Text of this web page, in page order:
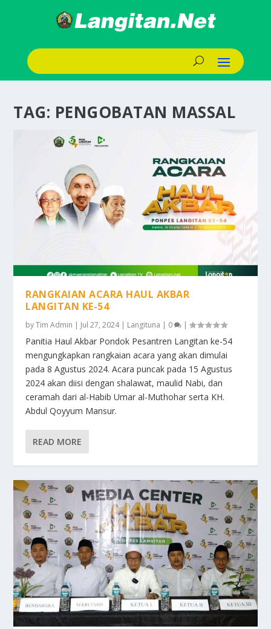
TAG: PENGOBATAN MASSAL
RANGKAIAN ACARA HAUL AKBAR
LANGITAN KE-54
byTim Admin | Jul 27, 2024| Langituna | 0 |
Panitia Haul Akbar Pondok Pesantren Langitan ke-54
mengungkapkan rangkaian acara yang akan dimulai
pada 8 Agustus 2024. Acara puncak pada 15 Agustus
2024 akan diisi dengan shalawat, maulid Nabi, dan
ceramah dari al-Habib Umar al-Muthohar serta KH.
Abdul Qoyyum Mansur.
READ MORE